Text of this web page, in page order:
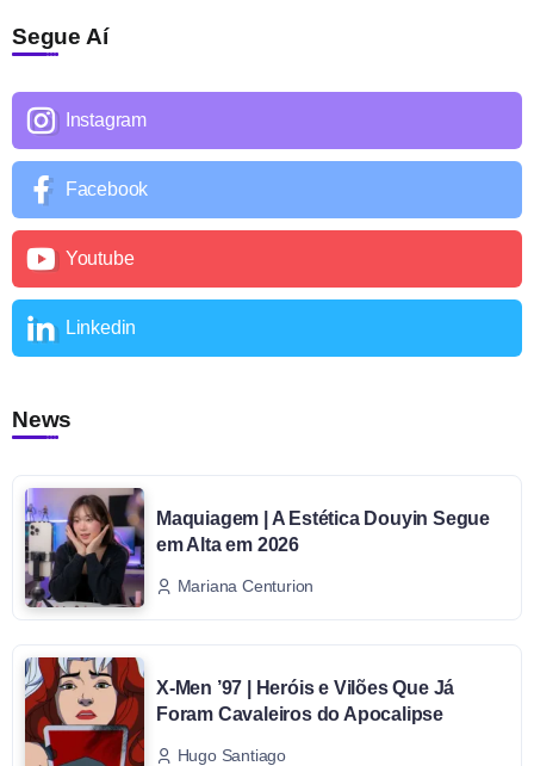
Segue Aí
Instagram
Facebook
Youtube
Linkedin
News
Maquiagem | A Estética Douyin Segue
em Alta em 2026
Mariana Centurion
X-Men ’97 | Heróis e Vilões Que Já
Foram Cavaleiros do Apocalipse
Hugo Santiago